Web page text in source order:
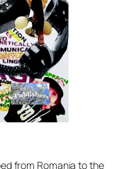
from Romania to the